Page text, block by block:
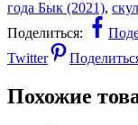
года Бык (2021),
Поделиться:
Twitter
Похожие